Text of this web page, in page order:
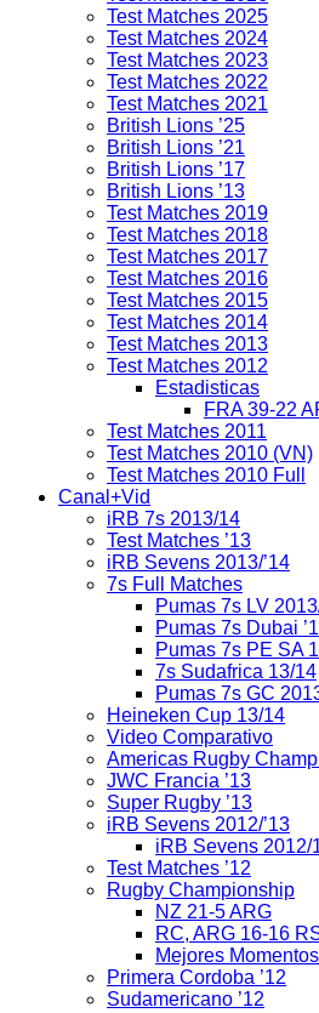
Test Matches 2025
Test Matches 2024
Test Matches 2023
Test Matches 2022
Test Matches 2021
British Lions ’25
British Lions ’21
British Lions ’17
British Lions ’13
Test Matches 2019
Test Matches 2018
Test Matches 2017
Test Matches 2016
Test Matches 2015
Test Matches 2014
Test Matches 2013
Test Matches 2012
Estadisticas
FRA 39-22
Test Matches 2011
Test Matches 2010 (VN)
Test Matches 2010 Full
Canal+Vid
iRB 7s 2013/14
Test Matches ’13
iRB Sevens 2013/’14
7s Full Matches
Pumas 7s LV
Pumas 7s Dubai
Pumas 7s PE SA
7s Sudafrica 13/14
Pumas 7s GC
Heineken Cup 13/14
Video Comparativo
Americas Rugby
JWC Francia ’13
Super Rugby ’13
iRB Sevens 2012/’13
iRB Sevens 2012/
Test Matches ’12
Rugby Championship
NZ 21-5 ARG
RC, ARG 16-16
Mejores Momentos
Primera Cordoba ’12
Sudamericano ’12